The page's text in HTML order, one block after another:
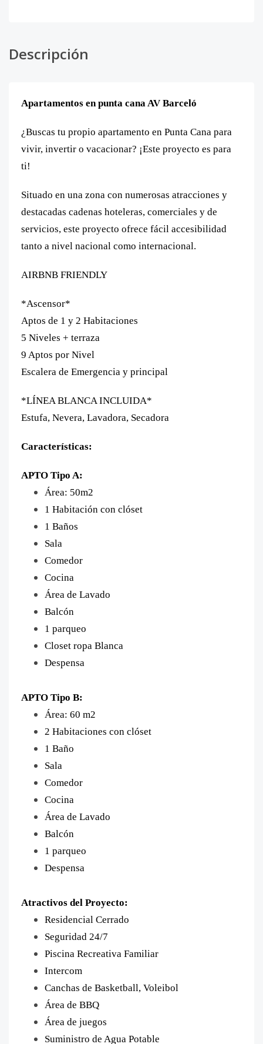
Descripción
Apartamentos en punta cana AV Barceló
¿Buscas tu propio apartamento en Punta Cana para
vivir, invertir o vacacionar? ¡Este proyecto es para
ti!
Situado en una zona con numerosas atracciones y
destacadas cadenas hoteleras, comerciales y de
servicios, este proyecto ofrece fácil accesibilidad
tanto a nivel nacional como internacional.
AIRBNB FRIENDLY
*Ascensor*
Aptos de 1 y 2 Habitaciones
5 Niveles + terraza
9 Aptos por Nivel
Escalera de Emergencia y principal
*LÍNEA BLANCA INCLUIDA*
Estufa, Nevera, Lavadora, Secadora
Características:
APTO Tipo A:
Área: 50m2
1 Habitación con clóset
1 Baños
Sala
Comedor
Cocina
Área de Lavado
Balcón
1 parqueo
Closet ropa Blanca
Despensa
APTO Tipo B:
Área: 60 m2
2 Habitaciones con clóset
1 Baño
Sala
Comedor
Cocina
Área de Lavado
Balcón
1 parqueo
Despensa
Atractivos del Proyecto:
Residencial Cerrado
Seguridad 24/7
Piscina Recreativa Familiar
Intercom
Canchas de Basketball, Voleibol
Área de BBQ
Área de juegos
Suministro de Agua Potable